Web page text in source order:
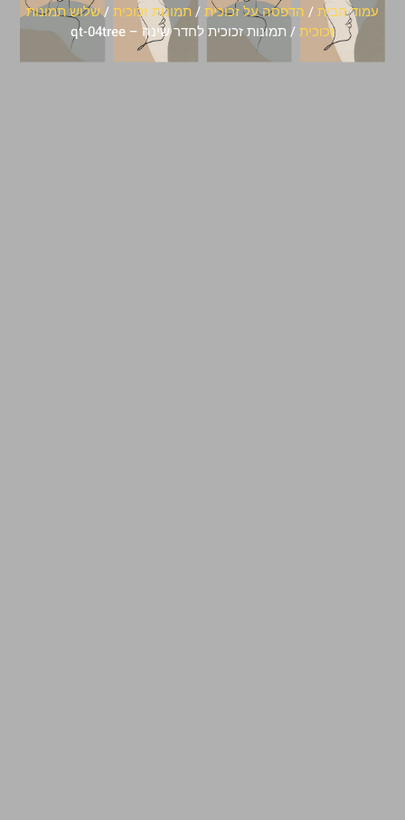
עמוד הבית/ הדפסה על זכוכית/ תמונות זכוכית/שלוש תמונות
זכוכית/ תמונות זכוכית לחדר שינה – qt-04tree